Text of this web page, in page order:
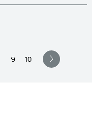
9 10